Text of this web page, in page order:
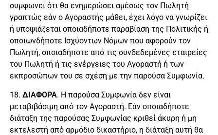
συμφωνεί ότι θα ενημερώσει αμέσως τον Πωλητή
γραπτώς εάν ο Αγοραστής μάθει, έχει λόγο να γνωρίζει
ή υποψιάζεται οποιαδήποτε παραβίαση της Πολιτικής ή
οποιωνδήποτε Ισχύοντων Νόμων που αφορούν τον
Πωλητή, οποιαδήποτε από τις συνδεδεμένες εταιρείες
του Πωλητή ή τις ενέργειες του Αγοραστή ή των
εκπροσώπων του σε σχέση με την παρούσα Συμφωνία.
18. ΔΙΑΦΟΡΑ. Η παρούσα Συμφωνία δεν είναι
μεταβιβάσιμη από τον Αγοραστή. Εάν οποιαδήποτε
διάταξη της παρούσας Συμφωνίας κριθεί άκυρη ή μη
εκτελεστή από αρμόδιο δικαστήριο, η διάταξη αυτή θα